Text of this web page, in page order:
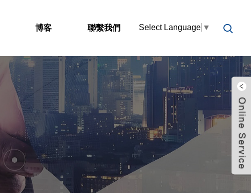
博客 聯繫我們 Select Language ▼